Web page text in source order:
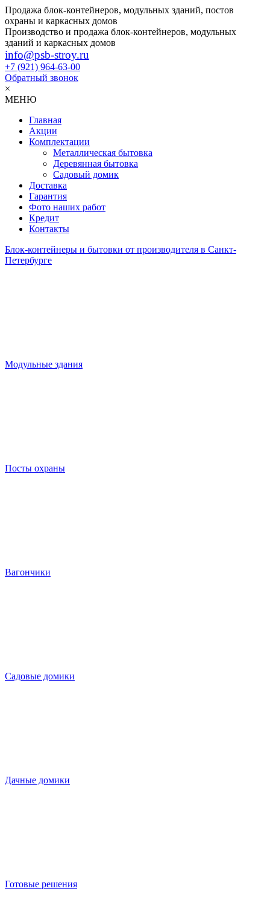
Продажа блок-контейнеров, модульных зданий, постов
охраны и каркасных домов
Производство и продажа блок-контейнеров, модульных
зданий и каркасных домов
info@psb-stroy.ru
+7 (921) 964-63-00
Обратный звонок
×
МЕНЮ
Главная
Акции
Комплектации
Металлическая бытовка
Деревянная бытовка
Садовый домик
Доставка
Гарантия
Фото наших работ
Кредит
Контакты
Блок-контейнеры и бытовки от производителя в Санкт-
Петербурге
Модульные здания
Посты охраны
Вагончики
Садовые домики
Дачные домики
Готовые решения